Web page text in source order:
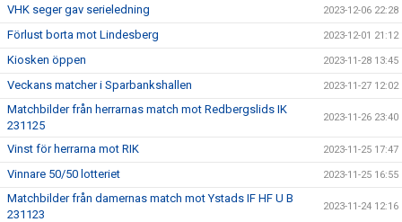
VHK seger gav serieledning 2023-12-06 22:28
Förlust borta mot Lindesberg 2023-12-01 21:12
Kiosken öppen 2023-11-28 13:45
Veckans matcher i Sparbankshallen 2023-11-27 12:02
Matchbilder från herrarnas match mot Redbergslids IK
231125
2023-11-26 23:40
Vinst för herrarna mot RIK 2023-11-25 17:47
Vinnare 50/50 lotteriet 2023-11-25 16:55
Matchbilder från damernas match mot Ystads IF HF U B
231123
2023-11-24 12:16